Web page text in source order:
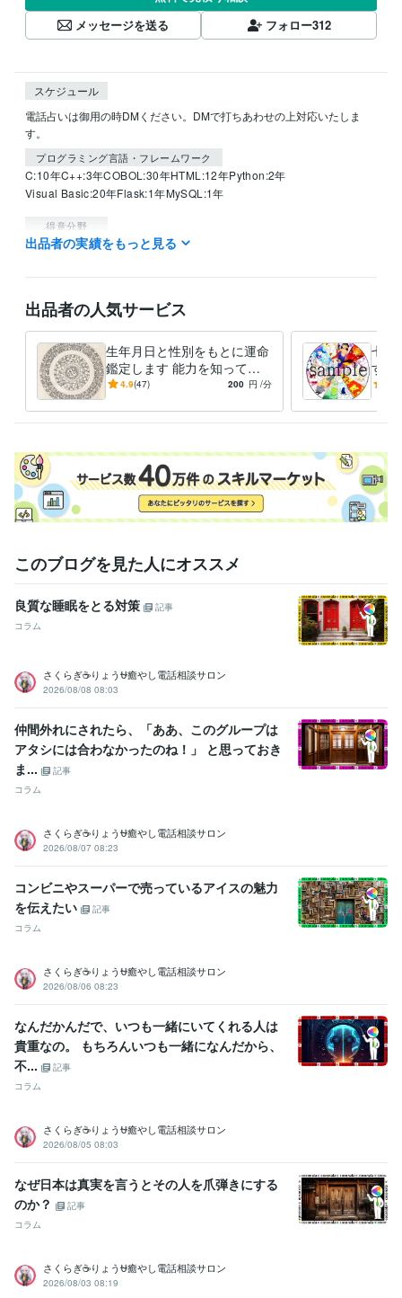
メッセージを送る
フォロー312
スケジュール
電話占いは御用の時DMください。DMで打ちあわせの上対応いたしま
す。
プログラミング言語・フレームワーク
C:10年C++:3年COBOL:30年HTML:12年Python:2年
Visual Basic:20年Flask:1年MySQL:1年
得意分野
占い 密教占星法・梅花心易・地理風水
出品者の実績をもっと見る
出品者の人気サービス
生年月日と性別をもとに運命
鑑定します 能力を知って可
能な多くの道のより良き選択
4.9(47) 200 円 /分
七政
す
に関
このブログを見た人にオススメ
良質な睡眠をとる対策
記事
コラム
さくらぎ☕りょう⛎癒やし電話相談サロン
2026/08/08 08:03
仲間外れにされたら、「ああ、このグループは
アタシには合わなかったのね！」 と思っておき
ま...
記事
コラム
さくらぎ☕りょう⛎癒やし電話相談サロン
2026/08/07 08:23
コンビニやスーパーで売っているアイスの魅力
を伝えたい
記事
コラム
さくらぎ☕りょう⛎癒やし電話相談サロン
2026/08/06 08:23
なんだかんだで、いつも一緒にいてくれる人は
貴重なの。 もちろんいつも一緒になんだから、
不...
記事
コラム
さくらぎ☕りょう⛎癒やし電話相談サロン
2026/08/05 08:03
なぜ日本は真実を言うとその人を爪弾きにする
のか？
記事
コラム
さくらぎ☕りょう⛎癒やし電話相談サロン
2026/08/03 08:19